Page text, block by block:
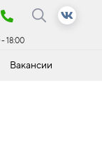
18:00
Вакансии